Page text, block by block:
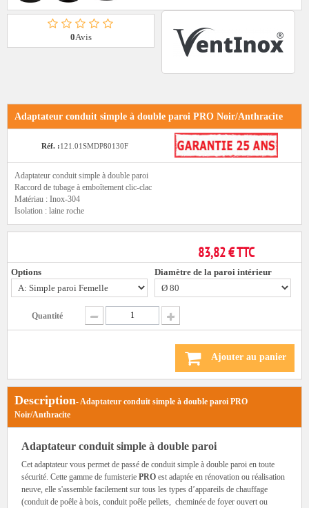
0Avis
Adaptateur conduit simple à double paroi PRO Noir/Anthracite
Réf. :121.01SMDP80130F
Adaptateur conduit simple à double paroi
Raccord de tubage à emboîtement clic-clac
Matériau : Inox-304
Isolation : laine roche
83,82 € TTC
Options Diamètre de la paroi intérieur
Quantité
Ajouter au panier
Description- Adaptateur conduit simple à double paroi PRO
Noir/Anthracite
Adaptateur conduit simple à double paroi
Cet adaptateur vous permet de passé de conduit simple à double paroi en toute
sécurité. Cette gamme de fumisterie PRO est adaptée en rénovation ou réalisation
neuve, elle s'assemble facilement sur tous les types d’appareils de chauffage
(conduit de poêle à bois, conduit poêle pellets, cheminée de foyer ouvert ou